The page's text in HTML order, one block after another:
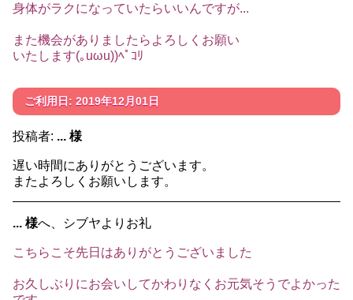
身体がラクになっていたらいいんですが...
また機会がありましたらよろしくお願い
いたします(｡uωu))ﾍﾟｺﾘ
ご利用日: 2019年12月01日
投稿者: ... 様
遅い時間にありがとうございます。
またよろしくお願いします。
... 様へ、シブヤよりお礼
こちらこそ先日はありがとうございました
お久しぶりにお会いしてかわりなくお元気そうでよかった